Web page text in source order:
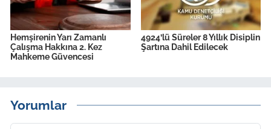
Hemşirenin Yarı Zamanlı
Çalışma Hakkına 2. Kez
Mahkeme Güvencesi
4924’lü Süreler 8 Yıllık Disiplin
Şartına Dahil Edilecek
Yorumlar